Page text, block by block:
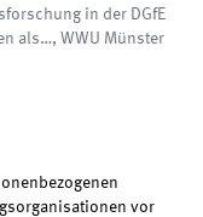
in der DGfE
als…, WWU Münster
vor